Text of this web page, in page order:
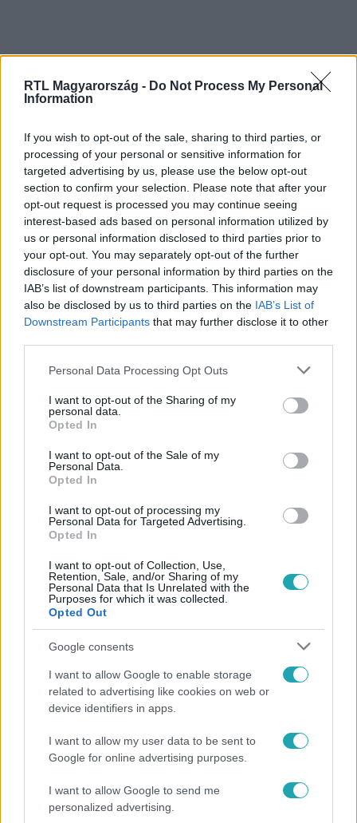
RTL Magyarország - Do Not Process My Personal
Information
If you wish to opt-out of the sale, sharing to third parties, or
processing of your personal or sensitive information for
targeted advertising by us, please use the below opt-out
section to confirm your selection. Please note that after your
opt-out request is processed you may continue seeing
interest-based ads based on personal information utilized by
us or personal information disclosed to third parties prior to
your opt-out. You may separately opt-out of the further
disclosure of your personal information by third parties on the
IAB’s list of downstream participants. This information may
also be disclosed by us to third parties on the IAB’s List of
Downstream Participants that may further disclose it to other
Please note that this website/app uses one or more Google
not limited to your visit or usage behaviour. You may click to
grant or deny consent to Google and its third-party tags to
use your data for below specified purposes in below Google
consent section.
Personal Data Processing Opt Outs
I want to opt-out of the Sharing of my
personal data.
Opted In
I want to opt-out of the Sale of my
Personal Data.
Opted In
I want to opt-out of processing my
Personal Data for Targeted Advertising.
Opted In
I want to opt-out of Collection, Use,
Retention, Sale, and/or Sharing of my
Personal Data that Is Unrelated with the
Purposes for which it was collected.
Opted Out
Google consents
I want to allow Google to enable storage
related to advertising like cookies on web or
device identifiers in apps.
I want to allow my user data to be sent to
Google for online advertising purposes.
I want to allow Google to send me
personalized advertising.
Kövess minket, és értesülj a friss hírekről a
Facebookon is!
Követem
BÁRDOSI SÁNDOR BORÁROS GÁBOR ÖKÖLVÍVÁS
RTL+ PREMIUM
BORÁROS GÁBOR-BÁRDOSI SÁNDOR
Népszerű